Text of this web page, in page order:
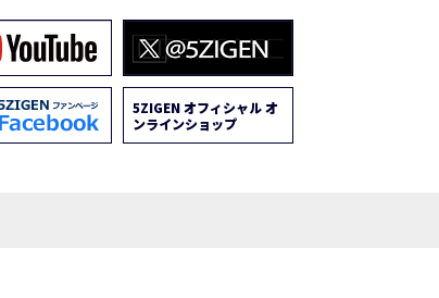
5ZIGEN オフィシャル オ
ンラインショップ